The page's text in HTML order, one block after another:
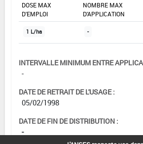
DOSE MAX
D'EMPLOI
NOMBRE MAX
D'APPLICATION
1 L/ha -
INTERVALLE MINIMUM ENTRE
-
DATE DE RETRAIT DE L'USAGE :
05/02/1998
DATE DE FIN DE DISTRIBUTION :
-